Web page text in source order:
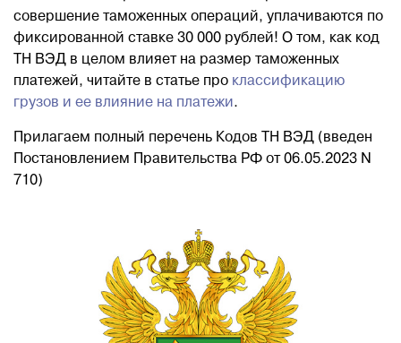
Блог
Контакты
8 800 551 51 47
ПОДАТЬ ЗАЯВКУ
ВХОД
совершение таможенных операций, уплачиваются по
фиксированной ставке 30 000 рублей! О том, как код
ТН ВЭД в целом влияет на размер таможенных
платежей, читайте в статье про классификацию
грузов и ее влияние на платежи .
Прилагаем полный перечень Кодов ТН ВЭД (введен
Постановлением Правительства РФ от 06.05.2023 N
710)